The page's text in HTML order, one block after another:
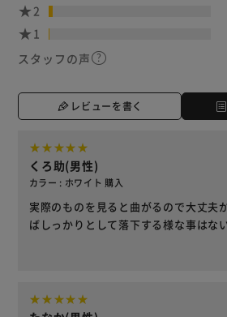
2
1
スタッフの声
レビューを書く
くろ助(男性)
カラー : ホワイト 購入
実際のものを見ると曲がるので大丈夫
ばしっかりとして落下する様な事はな